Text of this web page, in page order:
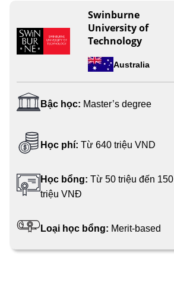
Swinburne
University of
Technology
Australia
Bậc học: Master’s degree
Học phí: Từ 640 triệu VND
Học bổng: Từ 50 triệu đến 150
triệu VNĐ
Loại học bổng: Merit-based